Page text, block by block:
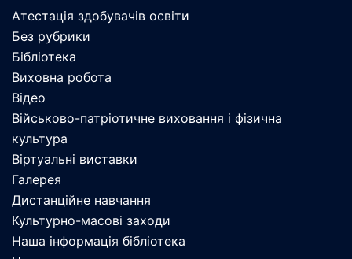
Атестація здобувачів освіти
Без рубрики
Бібліотека
Виховна робота
Відео
Військово-патріотичне виховання і фізична
культура
Віртуальні виставки
Галерея
Дистанційне навчання
Культурно-масові заходи
Наша інформація бібліотека